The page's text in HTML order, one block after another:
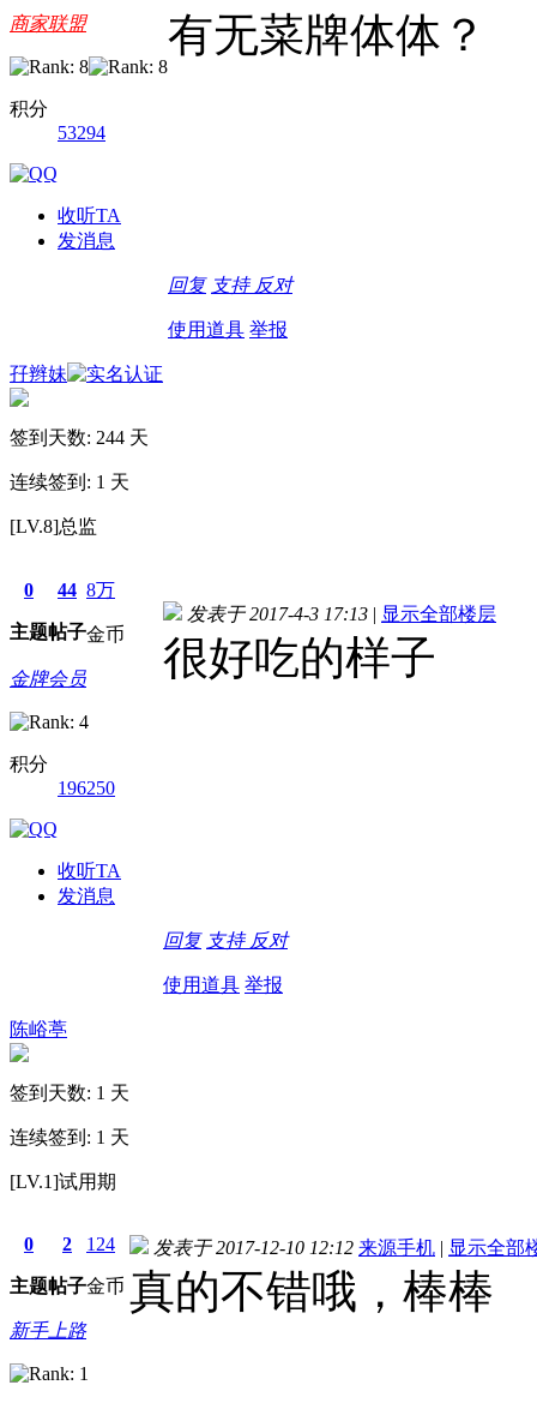
商家联盟
积分
53294
收听TA
发消息
有无菜牌体体？
回复 支持 反对
使用道具 举报
孖辫妹
签到天数: 244 天
连续签到: 1 天
[LV.8]总监
0
主题
44
帖子
8万
金币
金牌会员
积分
196250
收听TA
发消息
发表于 2017-4-3 17:13 | 显示全部楼层
很好吃的样子
回复 支持 反对
使用道具 举报
陈峪葶
签到天数: 1 天
连续签到: 1 天
[LV.1]试用期
0
主题
2
帖子
124
金币
新手上路
发表于 2017-12-10 12:12 来源手机 | 显示全部
真的不错哦，棒棒